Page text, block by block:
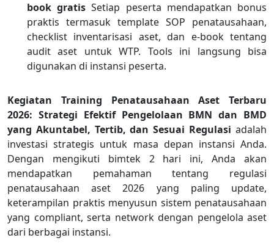
book gratis Setiap peserta mendapatkan bonus
praktis termasuk template SOP penatausahaan,
checklist inventarisasi aset, dan e-book tentang
audit aset untuk WTP. Tools ini langsung bisa
digunakan di instansi peserta.
Kegiatan Training Penatausahaan Aset Terbaru
2026: Strategi Efektif Pengelolaan BMN dan BMD
yang Akuntabel, Tertib, dan Sesuai Regulasi adalah
investasi strategis untuk masa depan instansi Anda.
Dengan mengikuti bimtek 2 hari ini, Anda akan
mendapatkan pemahaman tentang regulasi
penatausahaan aset 2026 yang paling update,
keterampilan praktis menyusun sistem penatausahaan
yang compliant, serta network dengan pengelola aset
dari berbagai instansi.